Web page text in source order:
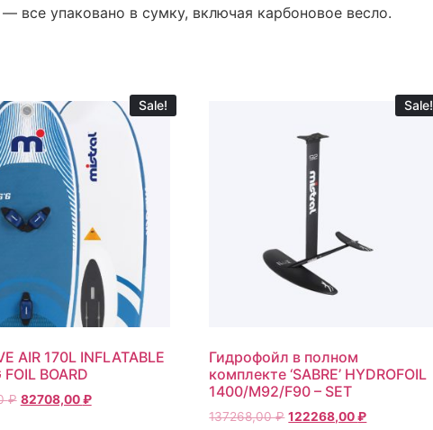
все упаковано в сумку, включая карбоновое весло.
Sale!
AIR 170L INFLATABLE
BOARD
₽ 82708,00₽
Sale!
Гидрофойл в полном
комплекте ‘SABRE’ HYDROFOIL
1400/M92/F90 – SET
137268,00₽ 122268,00₽